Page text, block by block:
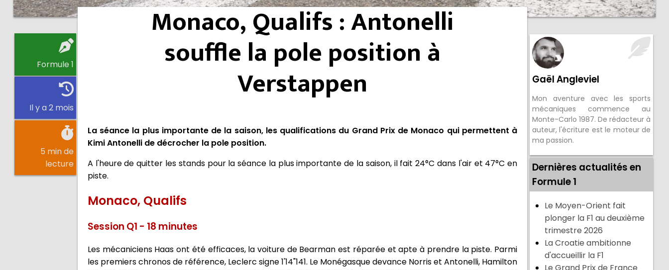
Formule 1
Il y a 2 mois
5 min de
lecture
Monaco, Qualifs : Antonelli
souffle la pole position à
Verstappen
La séance la plus importante de la saison, les qualifications du Grand Prix de Monaco qui permettent à
Kimi Antonelli de décrocher la pole position.
A l'heure de quitter les stands pour la séance la plus importante de la saison, il fait 24°C dans l'air et 47°C en
piste.
Monaco, Qualifs
Session Q1 - 18 minutes
Les mécaniciens Haas ont été efficaces, la voiture de Bearman est réparée et apte à prendre la piste. Parmi
les premiers chronos de référence, Leclerc signe 1'14"141. Le Monégasque devance Norris et Antonelli, Hamilton
Gaël Angleviel
Mon aventure avec les sports
mécaniques commence au
Monte-Carlo 1987. De rédacteur à
auteur, l'écriture est le moteur de
ma passion.
Dernières actualités en
Formule 1
Le Moyen-Orient fait
plonger la F1 au deuxième
trimestre 2026
La Croatie ambitionne
d'accueillir la F1